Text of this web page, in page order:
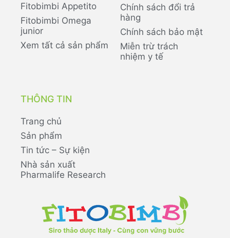
Fitobimbi Appetito
Fitobimbi Omega
junior
Xem tất cả sản phẩm
Chính sách đổi trả
hàng
Chính sách bảo mật
Miễn trừ trách
nhiệm y tế
THÔNG TIN
Trang chủ
Sản phẩm
Tin tức – Sự kiện
Nhà sản xuất
Pharmalife Research